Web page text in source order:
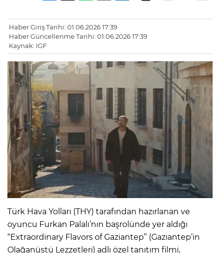
Haber Giriş Tarihi: 01.06.2026 17:39
Haber Güncellenme Tarihi: 01.06.2026 17:39
Kaynak: IGF
Türk Hava Yolları (THY) tarafından hazırlanan ve
oyuncu Furkan Palalı’nın başrolünde yer aldığı
“Extraordinary Flavors of Gaziantep” (Gaziantep’in
Olağanüstü Lezzetleri) adlı özel tanıtım filmi,